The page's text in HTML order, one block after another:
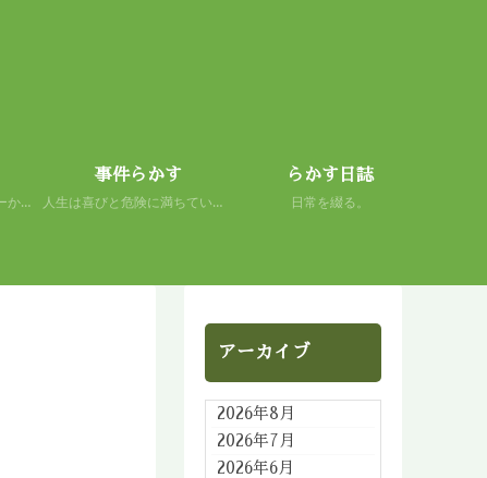
初心者の謙虚さを、スキーから学ぶ。 人生もまた然り。
事件らかす
人生は喜びと危険に満ちている。 だから面白い。
らかす日誌
日常を綴る。
アーカイブ
2026年8月
2026年7月
2026年6月